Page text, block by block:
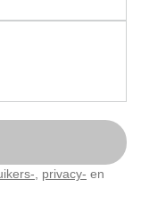
privacy- en
bekeken